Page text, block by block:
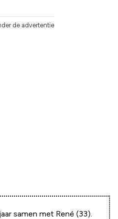
de advertentie
samen met René (33).